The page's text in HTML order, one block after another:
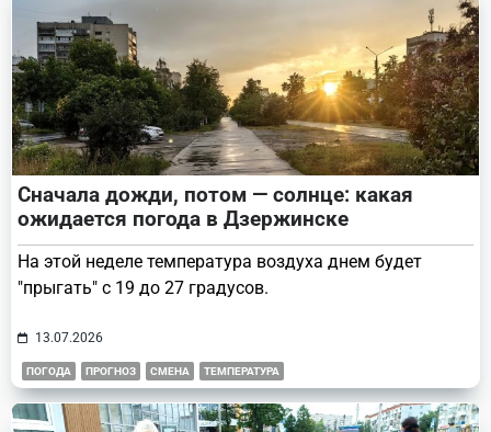
Сначала дожди, потом — солнце: какая
ожидается погода в Дзержинске
На этой неделе температура воздуха днем будет
"прыгать" с 19 до 27 градусов.
13.07.2026
ПОГОДА ПРОГНОЗ СМЕНА ТЕМПЕРАТУРА